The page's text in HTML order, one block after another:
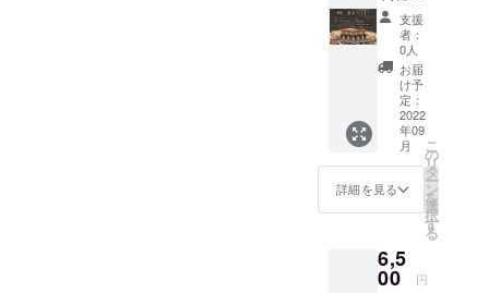
す。梅
昆布
茶、冷
奴、お
にぎ
り、
きゅう
りや塩
焼きそ
ばによ
く合い
スパイ
ス5本
セット
※アレル
ゲン胡
麻・大
豆 主
原料の
原産国
日本 国
産牛大
豆100%
の粉末
使用 白
身魚の
支援
者：
0人
お届
け予
定：
2022
年09
月
詳細を見る
こ
の
リ
タ
ー
ン
を
選
択
す
る
6,5
00 円